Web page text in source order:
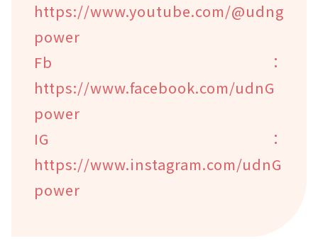
https://www.youtube.com/@udng
power
Fb：
https://www.facebook.com/udnG
power
IG：
https://www.instagram.com/udnG
power